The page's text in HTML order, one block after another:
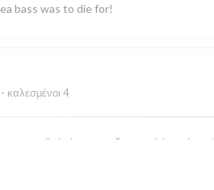
bass was to die for!
καλεσμένοι 4
accueil chaleureux. Comme à la maison !